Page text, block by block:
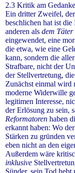
2.3 Kritik am
Ein dritter Zweifel,
beschlichen hat ist
anderen als dem Täter
eingewendet, eine
die etwa, wie eine
kann, sondern die
Strafbare, nicht der
der Stellvertretung,
Zunächst einmal wird
moderne Widerwille
legitimen Interesse,
der Erlösung zu sein,
Reformatoren haben
erkannt haben: Wo
Stärken zu gründen
eben nicht an den
Außerdem wäre
inklusive
Sünder, sein Tod hebt